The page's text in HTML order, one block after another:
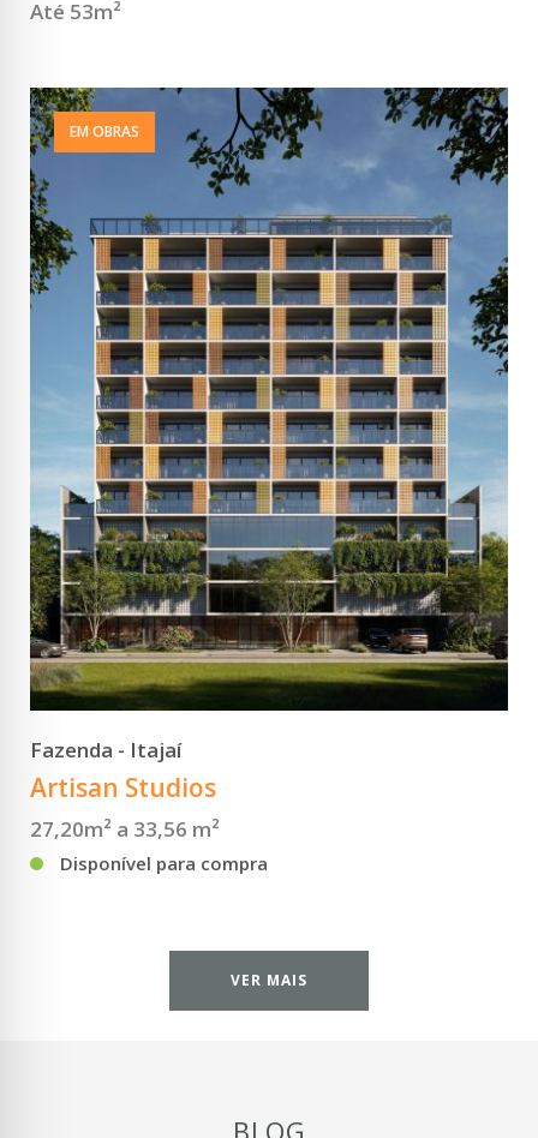
Até 53m²
EM OBRAS
Fazenda - Itajaí
Artisan Studios
27,20m² a 33,56 m²
Disponível para compra
VER MAIS
BLOG